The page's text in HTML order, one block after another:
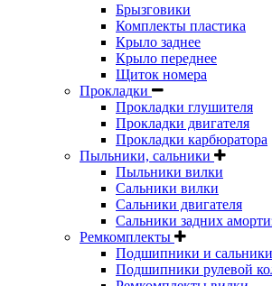
Брызговики
Комплекты пластика
Крыло заднее
Крыло переднее
Щиток номера
Прокладки
Прокладки глушителя
Прокладки двигателя
Прокладки карбюратора
Пыльники, сальники
Пыльники вилки
Сальники вилки
Сальники двигателя
Сальники задних
Ремкомплекты
Подшипники и сальники
Подшипники рулевой